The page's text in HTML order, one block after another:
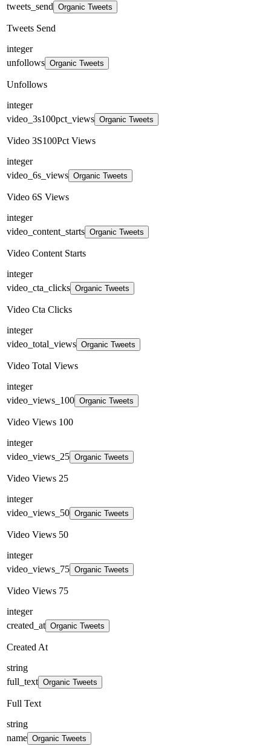
tweets_send Organic Tweets
Tweets Send
integer
unfollows Organic Tweets
Unfollows
integer
video_3s100pct_views Organic Tweets
Video 3S100Pct Views
integer
video_6s_views Organic Tweets
Video 6S Views
integer
video_content_starts Organic Tweets
Video Content Starts
integer
video_cta_clicks Organic Tweets
Video Cta Clicks
integer
video_total_views Organic Tweets
Video Total Views
integer
video_views_100 Organic Tweets
Video Views 100
integer
video_views_25 Organic Tweets
Video Views 25
integer
video_views_50 Organic Tweets
Video Views 50
integer
video_views_75 Organic Tweets
Video Views 75
integer
created_at Organic Tweets
Created At
string
full_text Organic Tweets
Full Text
string
name Organic Tweets